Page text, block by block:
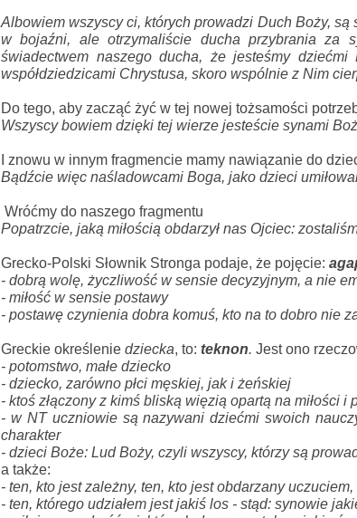
Albowiem wszyscy ci, których prowadzi Duch Boży, są
w bojaźni, ale otrzymaliście ducha przybrania za
świadectwem naszego ducha, że jesteśmy
współdziedzicami Chrystusa, skoro wspólnie z Nim
Do tego, aby zacząć żyć w tej nowej tożsamości
Wszyscy bowiem dzięki tej wierze jesteście synami
I znowu w innym fragmencie mamy nawiązanie do
Bądźcie więc naśladowcami Boga, jako dzieci
Wróćmy do naszego fragmentu
Popatrzcie, jaką miłością obdarzył nas Ojciec:
Grecko-Polski Słownik Stronga podaje, że pojęcie:
- dobrą wolę, życzliwość w sensie decyzyjnym, a nie
- miłość w sensie postawy
- postawę czynienia dobra komuś, kto na to dobro nie
Greckie określenie dziecka, to: teknon. Jest ono
- potomstwo, małe dziecko
- dziecko, zarówno płci męskiej, jak i żeńskiej
- ktoś złączony z kimś bliską więzią opartą na miłości
- w NT uczniowie są nazywani dziećmi swoich
charakter
- dzieci Boże: Lud Boży, czyli wszyscy, którzy są
a także:
- ten, kto jest zależny, ten, kto jest obdarzany
- ten, którego udziałem jest jakiś los - stąd: synowie